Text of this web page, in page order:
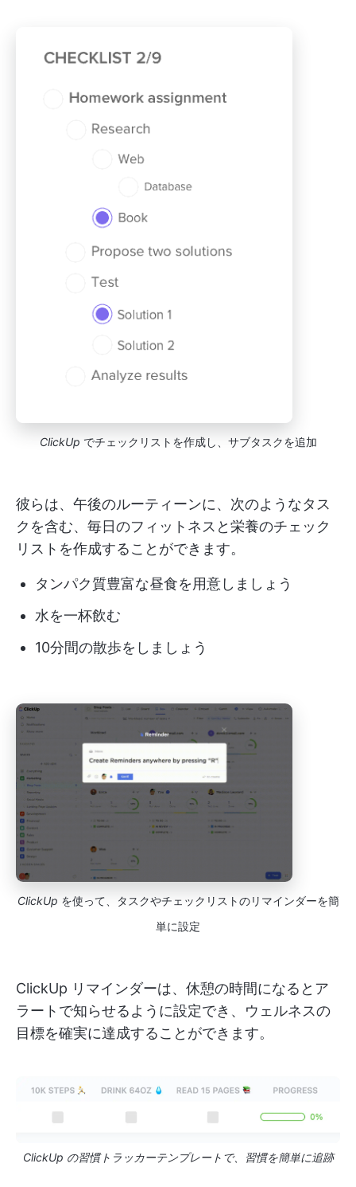
ClickUp でチェックリストを作成し、サブタスクを追加
彼らは、午後のルーティーンに、次のようなタス
クを含む、毎日のフィットネスと栄養のチェック
リストを作成することができます。
タンパク質豊富な昼食を用意しましょう
水を一杯飲む
10分間の散歩をしましょう
ClickUp を使って、タスクやチェックリストのリマインダーを簡
単に設定
ClickUp リマインダーは、休憩の時間になるとア
ラートで知らせるように設定でき、ウェルネスの
目標を確実に達成することができます。
ClickUp の習慣トラッカーテンプレートで、習慣を簡単に追跡